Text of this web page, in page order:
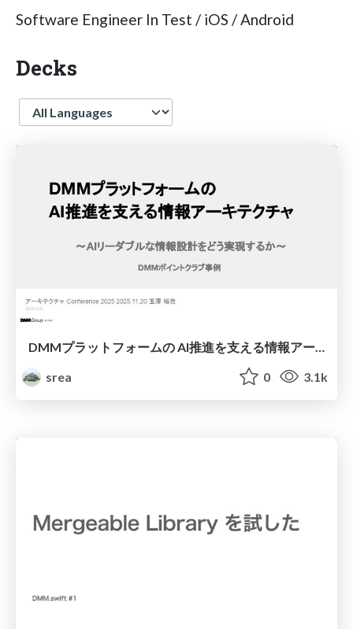
Software Engineer In Test / iOS / Android
Decks
Language
srea
0 3.1k